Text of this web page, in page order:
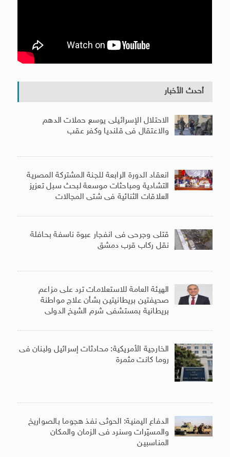
أحدث الأخبار
الاحتلال الإسرائيلى يوسع حملات الدهم
والاعتقال فى قلنديا وكفر عقب
انعقاد الدورة الرابعة للجنة المشتركة المصرية
التشادية ومباحثات موسعة لبحث سبل تعزيز
العلاقات الثنائية فى شتى المجالات
قتلى وجرحى فى انفجار عبوة ناسفة بحافلة
نقل ركاب قرب دمشق
الهيئة العامة للاستعلامات ترد على مزاعم
صحيفتين بريطانيتين بشأن علاج مواطنة
بريطانية بمستشفى شرم الشيخ الدولى
الخارجية الأمريكية: محادثات إسرائيل ولبنان فى
روما كانت مثمرة
الدفاع اليمنية: الحوثى نفذ هجوما بالصواريخ
والمسيّرات وسنرد فى الزمان والمكان
المناسبين